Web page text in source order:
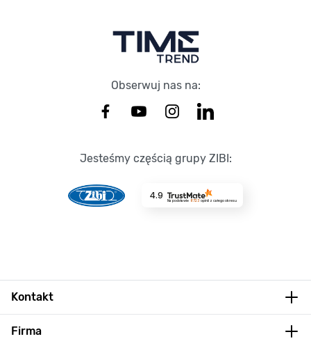
Obserwuj nas na:
Jesteśmy częścią grupy ZIBI:
4.9
Na podstawie 8723 opinii z całego okresu
Kontakt
Firma